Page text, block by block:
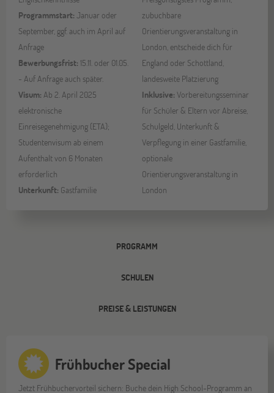
Programmstart: Januar oder
September, ggf. auch im April auf
Anfrage
Bewerbungsfrist: 15.11. oder 01.05.
- Auf Anfrage auch später.
Visum: Ab 2. April 2025
elektronische
Einreisegenehmigung (ETA);
Studentenvisum ab einem
Aufenthalt von 6 Monaten
erforderlich
Unterkunft: Gastfamilie
zubuchbare
Orientierungsveranstaltung in
London, entscheide dich für
England oder Schottland,
landesweite Platzierung
Inklusive: Vorbereitungsseminar
für Schüler & Eltern vor Abreise,
Schulgeld, Unterkunft &
Verpflegung in einer Gastfamilie,
optionale
Orientierungsveranstaltung in
London
PROGRAMM
SCHULEN
PREISE & LEISTUNGEN
Frühbucher Special
Jetzt Frühbuchervorteil sichern: Buche dein High School-Programm an